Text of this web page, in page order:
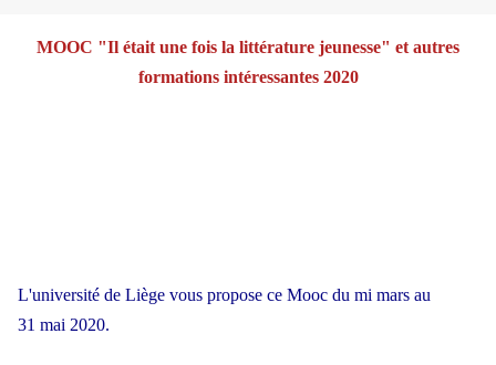
MOOC "Il était une fois la littérature jeunesse" et autres
formations intéressantes 2020
L'université de Liège vous propose ce Mooc du mi mars au
31 mai 2020.